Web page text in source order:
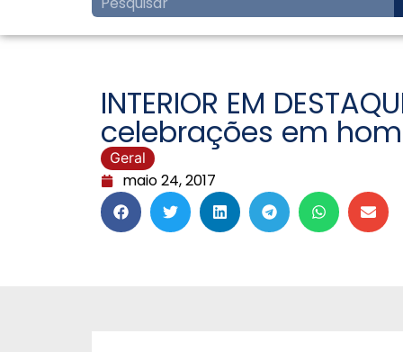
INTERIOR EM
celebrações em
Geral
maio 24, 2017